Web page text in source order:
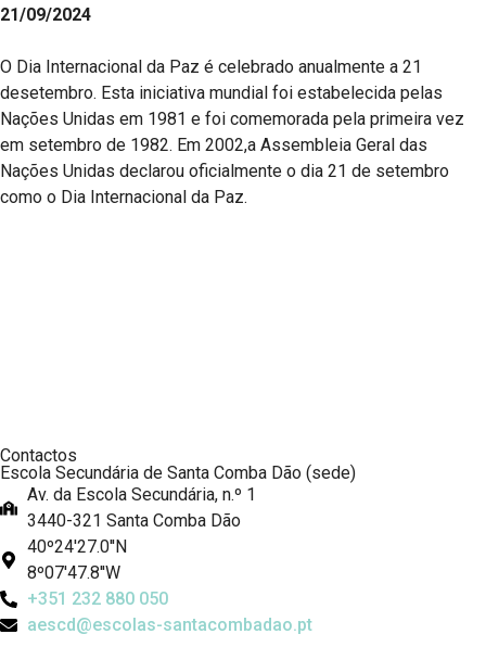
21/09/2024
O Dia Internacional da Paz é celebrado anualmente a 21
desetembro. Esta iniciativa mundial foi estabelecida pelas
Nações Unidas em 1981 e foi comemorada pela primeira vez
em setembro de 1982. Em 2002,a Assembleia Geral das
Nações Unidas declarou oficialmente o dia 21 de setembro
como o Dia Internacional da Paz.
Contactos
Escola Secundária de Santa Comba Dão (sede)
Av. da Escola Secundária, n.º 1
3440-321 Santa Comba Dão
40º24'27.0''N
8º07'47.8''W
+351 232 880 050
aescd@escolas-santacombadao.pt